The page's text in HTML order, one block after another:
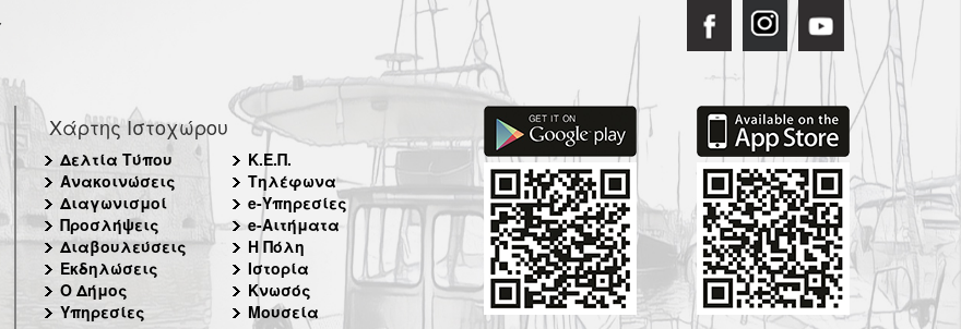
Χάρτης Ιστοχώρου
Δελτία Τύπου
Ανακοινώσεις
Διαγωνισμοί
Προσλήψεις
Διαβουλεύσεις
Εκδηλώσεις
Ο Δήμος
Υπηρεσίες
Κ.Ε.Π.
Τηλέφωνα
e-Υπηρεσίες
e-Αιτήματα
Η Πόλη
Ιστορία
Κνωσός
Μουσεία